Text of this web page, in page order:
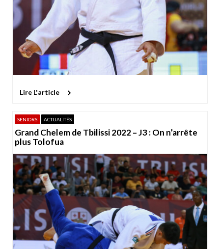
Lire L'article
SENIORS ACTUALITÉS
Grand Chelem de Tbilissi 2022 – J3 : On n’arrête
plus Tolofua